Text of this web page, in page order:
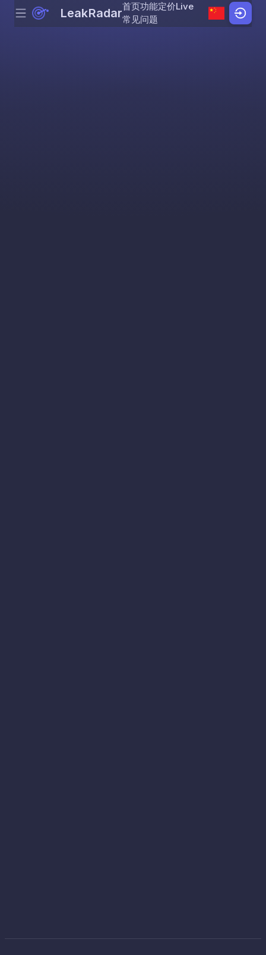
Skip to content
Menu LeakRadar首页功能定价Live
常见问题